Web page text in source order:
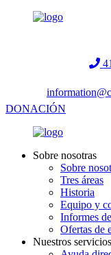
DONACIÓN
Sobre nosotras
Sobre
Tres áreas
Historia
Equipo y
Informes
Ofertas de
Nuestros servicios